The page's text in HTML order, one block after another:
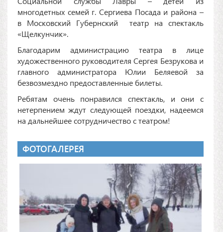
многодетных семей г. Сергиева Посада и района –
в Московский Губернский театр на спектакль
«Щелкунчик».
Благодарим администрацию театра в лице
художественного руководителя Сергея Безрукова и
главного администратора Юлии Беляевой за
безвозмездно предоставленные билеты.
Ребятам очень понравился спектакль, и они с
нетерпением ждут следующей поездки, надеемся
на дальнейшее сотрудничество с театром!
ФОТОГАЛЕРЕЯ